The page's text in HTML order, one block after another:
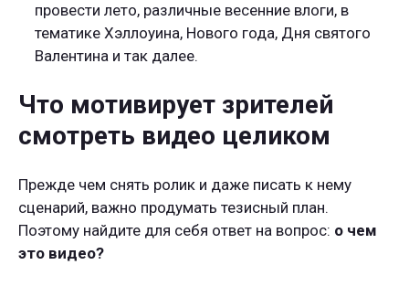
провести лето, различные весенние влоги, в
тематике Хэллоуина, Нового года, Дня святого
Валентина и так далее.
Что мотивирует зрителей
смотреть видео целиком
Прежде чем снять ролик и даже писать к нему
сценарий, важно продумать тезисный план.
Поэтому найдите для себя ответ на вопрос: о чем
это видео?